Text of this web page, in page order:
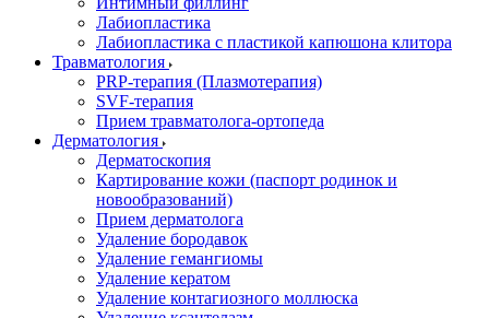
Лабиопластика
Лабиопластика с пластикой капюшона клитора
Травматология
PRP-терапия (Плазмотерапия)
SVF-терапия
Прием травматолога-ортопеда
Дерматология
Дерматоскопия
Картирование кожи (паспорт родинок и
новообразований)
Прием дерматолога
Удаление бородавок
Удаление гемангиомы
Удаление кератом
Удаление контагиозного моллюска